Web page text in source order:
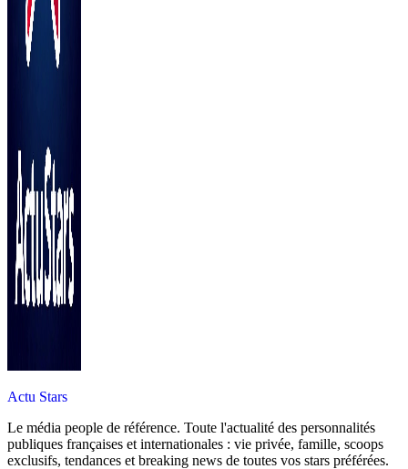
Actu Stars
Le média people de référence. Toute l'actualité des personnalités
publiques françaises et internationales : vie privée, famille, scoops
exclusifs, tendances et breaking news de toutes vos stars préférées.